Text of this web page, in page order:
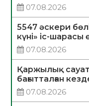
07.08.2026
5547 әскери
күні» іс-шарасы
07.08.2026
Қаржылық
бағытталған
07.08.2026